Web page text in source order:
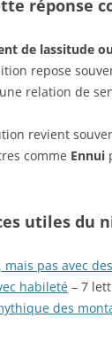
réponse
de lassitude
repose
relation de
revient
comme Ennui
utiles du
mais pas avec
habileté – 7
des